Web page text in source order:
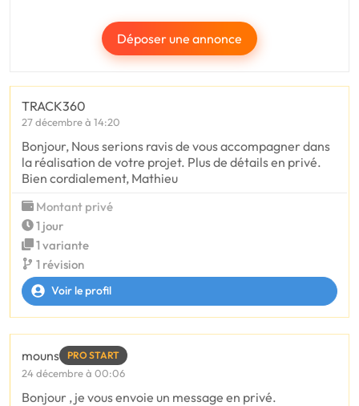
Déposer une annonce
TRACK360
27 décembre à 14:20
Bonjour, Nous serions ravis de vous accompagner dans
la réalisation de votre projet. Plus de détails en privé.
Bien cordialement, Mathieu
Montant privé
1 jour
1 variante
1 révision
Voir le profil
mouns PRO START
24 décembre à 00:06
Bonjour , je vous envoie un message en privé.